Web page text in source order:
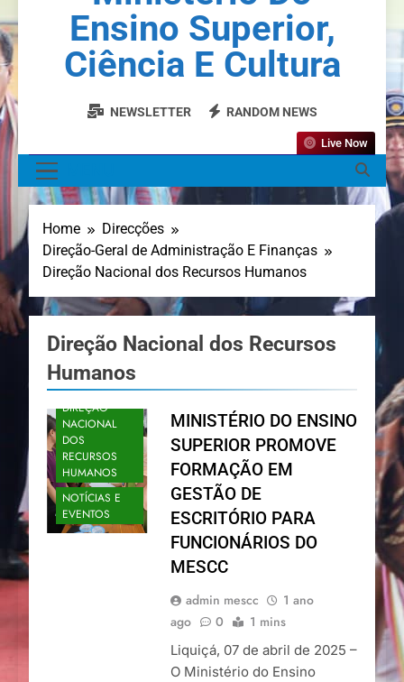
Ensino Superior,
Ciência E Cultura
NEWSLETTER RANDOM NEWS
Live Now
Home
Direcções
Direção-Geral de Administração E Finanças
Direção Nacional dos Recursos Humanos
Direção Nacional dos Recursos
Humanos
DIREÇÃO
NACIONAL
DOS
RECURSOS
HUMANOS
NOTÍCIAS E
EVENTOS
MINISTÉRIO DO ENSINO
SUPERIOR PROMOVE
FORMAÇÃO EM
GESTÃO DE
ESCRITÓRIO PARA
FUNCIONÁRIOS DO
MESCC
admin mescc
1 ano
ago
0 1 mins
Liquiçá, 07 de abril de 2025 –
O Ministério do Ensino